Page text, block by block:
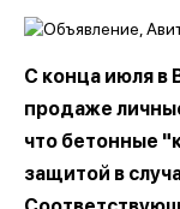
С конца июля в
продаже
что бетонные
защитой в